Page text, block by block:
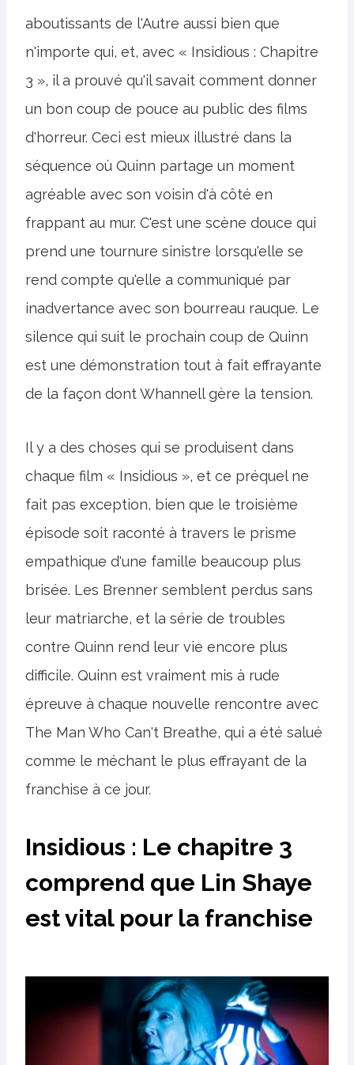
aboutissants de l'Autre aussi bien que
n'importe qui, et, avec « Insidious : Chapitre
3 », il a prouvé qu'il savait comment donner
un bon coup de pouce au public des films
d'horreur. Ceci est mieux illustré dans la
séquence où Quinn partage un moment
agréable avec son voisin d'à côté en
frappant au mur. C'est une scène douce qui
prend une tournure sinistre lorsqu'elle se
rend compte qu'elle a communiqué par
inadvertance avec son bourreau rauque. Le
silence qui suit le prochain coup de Quinn
est une démonstration tout à fait effrayante
de la façon dont Whannell gère la tension.
Il y a des choses qui se produisent dans
chaque film « Insidious », et ce préquel ne
fait pas exception, bien que le troisième
épisode soit raconté à travers le prisme
empathique d'une famille beaucoup plus
brisée. Les Brenner semblent perdus sans
leur matriarche, et la série de troubles
contre Quinn rend leur vie encore plus
difficile. Quinn est vraiment mis à rude
épreuve à chaque nouvelle rencontre avec
The Man Who Can't Breathe, qui a été salué
comme le méchant le plus effrayant de la
franchise à ce jour.
Insidious : Le chapitre 3
comprend que Lin Shaye
est vital pour la franchise